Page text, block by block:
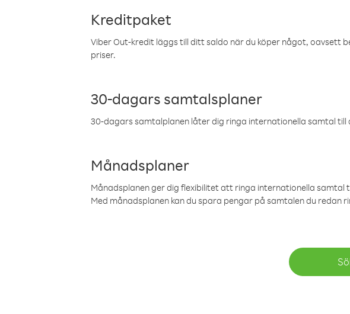
Kreditpaket
Viber Out-kredit läggs till ditt saldo när du köper något, oavsett
priser.
30-dagars samtalsplaner
30-dagars samtalplanen låter dig ringa internationella samtal
Månadsplaner
Månadsplanen ger dig flexibilitet att ringa internationella samtal
Med månadsplanen kan du spara pengar på samtalen du redan